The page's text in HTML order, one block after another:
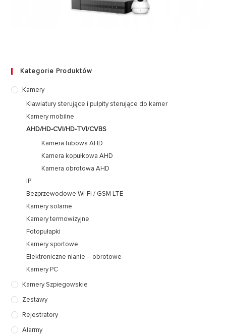
Kategorie Produktów
Kamery
Klawiatury sterujące i pulpity sterujące do kamer
Kamery mobilne
AHD/HD-CVI/HD-TVI/CVBS
Kamera tubowa AHD
Kamera kopułkowa AHD
Kamera obrotowa AHD
IP
Bezprzewodowe Wi-Fi / GSM LTE
Kamery solarne
Kamery termowizyjne
Fotopułapki
Kamery sportowe
Elektroniczne nianie – obrotowe
Kamery PC
Kamery Szpiegowskie
Zestawy
Rejestratory
Alarmy